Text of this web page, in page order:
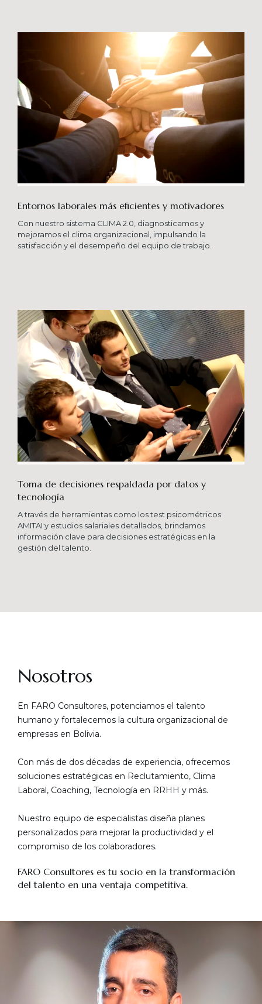
Entornos laborales más eficientes y motivadores
Con nuestro sistema CLIMA 2.0, diagnosticamos y
mejoramos el clima organizacional, impulsando la
satisfacción y el desempeño del equipo de trabajo.
Toma de decisiones respaldada por datos y
tecnología​
A través de herramientas como los test psicométricos
AMITAI y estudios salariales detallados, brindamos
información clave para decisiones estratégicas en la
gestión del talento.
Nosotros
En FARO Consultores, potenciamos el talento
humano y fortalecemos la cultura organizacional de
empresas en Bolivia.
Con más de dos décadas de experiencia, ofrecemos
soluciones estratégicas en Reclutamiento, Clima
Laboral, Coaching, Tecnología en RRHH y más.
Nuestro equipo de especialistas diseña planes
personalizados para mejorar la productividad y el
compromiso de los colaboradores.
FARO Consultores es tu socio en la transformación
del talento en una ventaja competitiva.